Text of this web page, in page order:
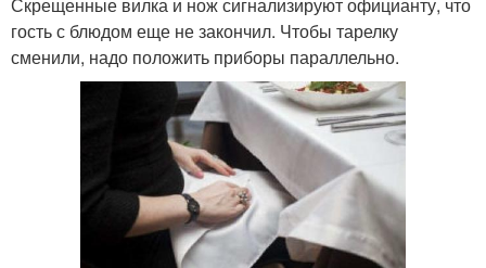
гость с блюдом еще не закончил. Чтобы тарелку
сменили, надо положить приборы параллельно.